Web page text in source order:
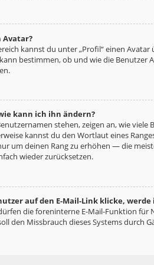
Avatar?
kannst du unter „Profil“ einen
bestimmen, ob und wie die
kann ich ihn ändern?
stehen, zeigen an, wie
kannst du den Wortlaut eines
um deinen Rang zu erhöhen — die
wieder zurücksetzen.
auf den E-Mail-Link klicke,
die foreninterne E-Mail-Funktion
den Missbrauch dieses Systems durch